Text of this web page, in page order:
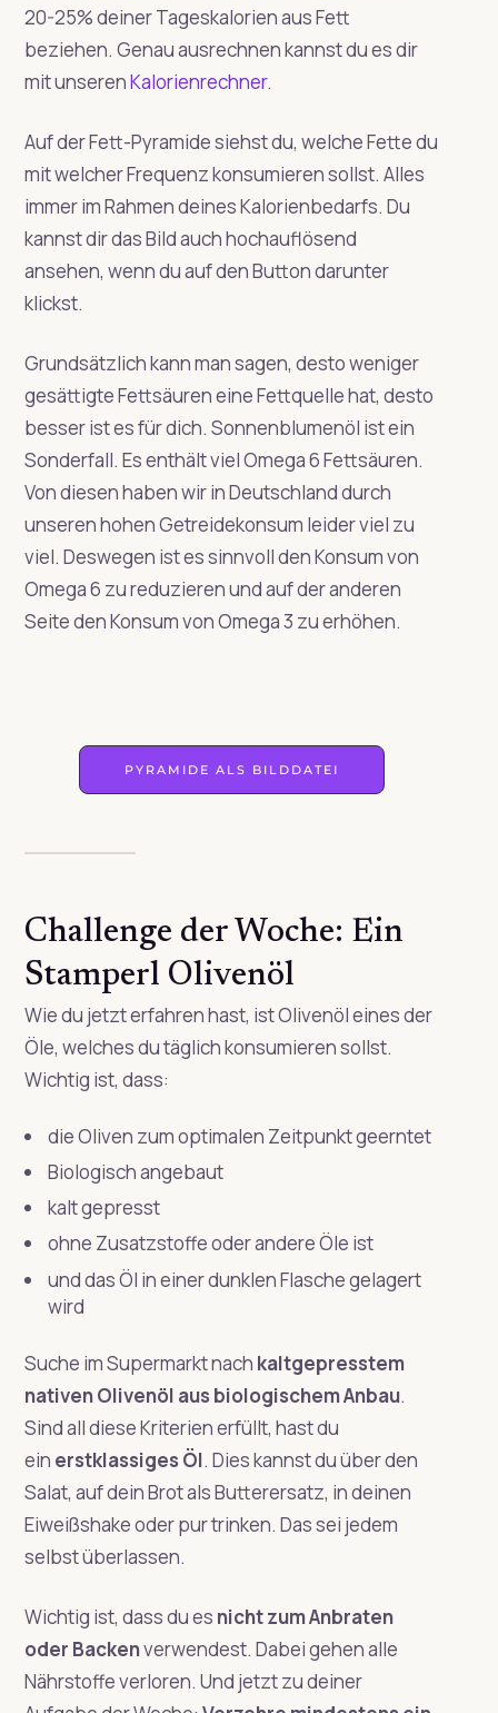
20-25% deiner Tageskalorien aus Fett
beziehen. Genau ausrechnen kannst du es dir
mit unserenKalorienrechner.
Auf der Fett-Pyramide siehst du, welche Fette du
mit welcher Frequenz konsumieren sollst. Alles
immer im Rahmen deines Kalorienbedarfs. Du
kannst dir das Bild auch hochauflösend
ansehen, wenn du auf den Button darunter
klickst.
Grundsätzlich kann man sagen, desto weniger
gesättigte Fettsäuren eine Fettquelle hat, desto
besser ist es für dich. Sonnenblumenöl ist ein
Sonderfall. Es enthält viel Omega 6 Fettsäuren.
Von diesen haben wir in Deutschland durch
unseren hohen Getreidekonsum leider viel zu
viel. Deswegen ist es sinnvoll den Konsum von
Omega 6 zu reduzieren und auf der anderen
Seite den Konsum von Omega 3 zu erhöhen.
PYRAMIDE ALS BILDDATEI
Challenge der Woche: Ein
Stamperl Olivenöl
Wie du jetzt erfahren hast, ist Olivenöl eines der
Öle, welches du täglich konsumieren sollst.
Wichtig ist, dass:
die Oliven zum optimalen Zeitpunkt geerntet
Biologisch angebaut
kalt gepresst
ohne Zusatzstoffe oder andere Öle ist
und das Öl in einer dunklen Flasche gelagert
wird
Suche im Supermarkt nach kaltgepresstem
nativen Olivenöl aus biologischem Anbau.
Sind all diese Kriterien erfüllt, hast du
ein erstklassiges Öl. Dies kannst du über den
Salat, auf dein Brot als Butterersatz, in deinen
Eiweißshake oder pur trinken. Das sei jedem
selbst überlassen.
Wichtig ist, dass du es nicht zum Anbraten
oder Backenverwendest. Dabei gehen alle
Nährstoffe verloren. Und jetzt zu deiner